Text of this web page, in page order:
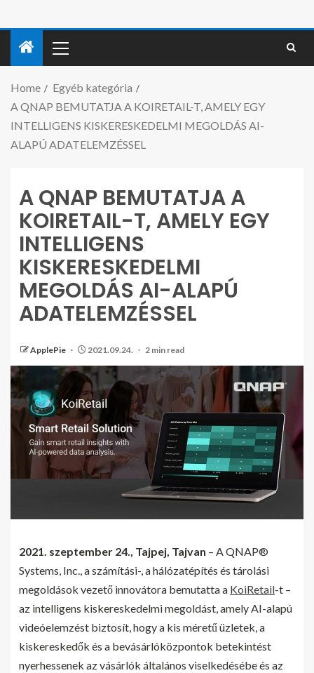
Home
Egyéb kategória
A QNAP BEMUTATJA A KOIRETAIL-T, AMELY EGY
INTELLIGENS KISKERESKEDELMI MEGOLDÁS AI-
ALAPÚ ADATELEMZÉSSEL
A QNAP BEMUTATJA A
KOIRETAIL-T, AMELY EGY
INTELLIGENS
KISKERESKEDELMI
MEGOLDÁS AI-ALAPÚ
ADATELEMZÉSSEL
ApplePie 2021.09.24. 2 min read
2021. szeptember 24., Tajpej, Tajvan – A QNAP®
Systems, Inc., a számítási-, a hálózatépítés és tárolási
megoldások vezető innovátora bemutatta a KoiRetail-t –
az intelligens kiskereskedelmi megoldást, amely AI-alapú
videóelemzést biztosít, hogy a kis méretű üzletek, a
kiskereskedők és a bevásárlóközpontok betekintést
nyerhessenek az vásárlók általános viselkedésébe és az